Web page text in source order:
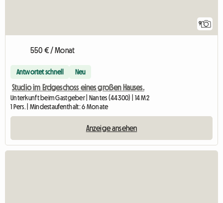
9
550 € / Monat
Antwortet schnell Neu
Studio im Erdgeschoss eines großen Hauses.
Unterkunft beim Gastgeber | Nantes (44300) | 14 M2
1 Pers. | Mindestaufenthalt: 6 Monate
Anzeige ansehen